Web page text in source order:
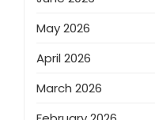
May 2026
April 2026
March 2026